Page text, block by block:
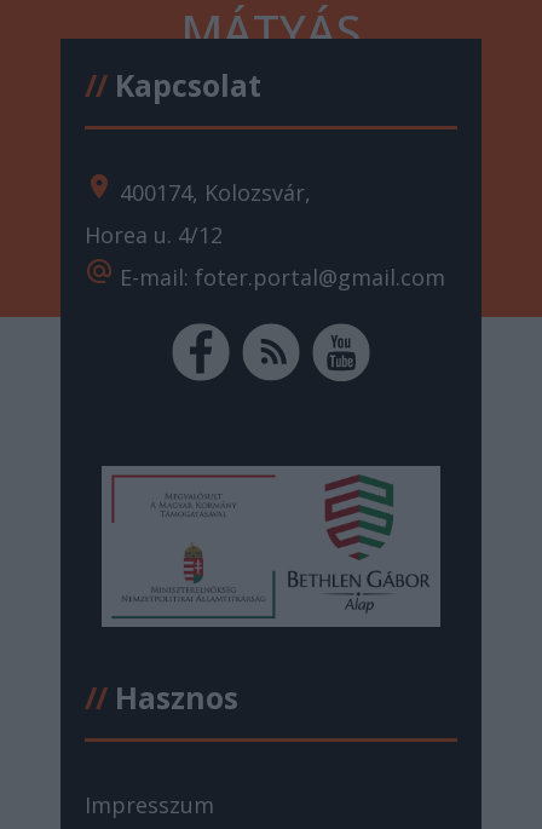
MÁTYÁS
//Kapcsolat
location_on 400174, Kolozsvár,
Horea u. 4/12
alternate_email E-mail: foter.portal@gmail.com
//Hasznos
Impresszum